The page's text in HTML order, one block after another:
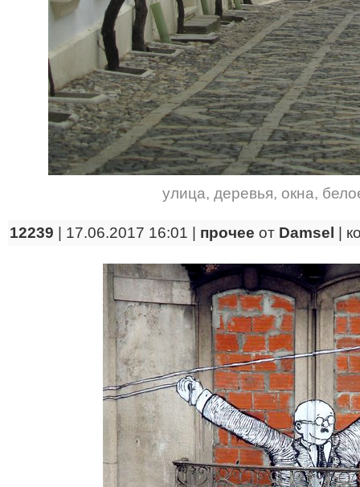
улица, деревья, окна,
12239 | 17.06.2017 16:01 | прочее от Damsel